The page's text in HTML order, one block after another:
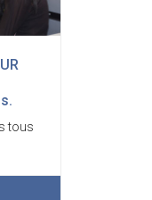
tous